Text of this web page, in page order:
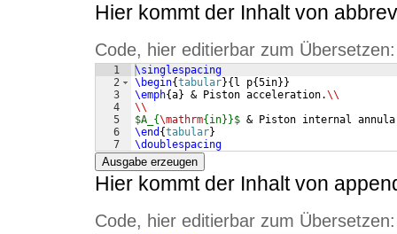
Hier kommt der Inhalt von
Code, hier editierbar zum Übersetzen:
1
2
3
4
5
6
7
\singlespacing
\begin{tabular}{ l p{5in}}
\emph{a} & Piston acceleration.\\
\\
$A_{\mathrm{in}}$ & Piston internal
\end {tabular}
\doublespacing
Ausgabe erzeugen
Hier kommt der Inhalt von
Code, hier editierbar zum Übersetzen: